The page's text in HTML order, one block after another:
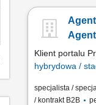
Klient portalu
hybrydowa /
specjalista /
/ kontrakt B2B